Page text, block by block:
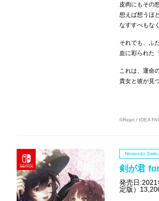
皮肉にもその
想えば想うほ
なすすべもな
それでも、ふ
血に彩られた
これは、運命
貴女と彼が見
©Rejet / IDEA
Nintendo
剣が君
発売日:2021
定版）